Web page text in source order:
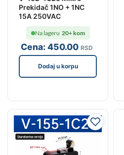
Prekidač 1NO + 1NC
15A 250VAC
Cena:450.00 RSD
Na lageru 20+ kom
Dodaj u korpu